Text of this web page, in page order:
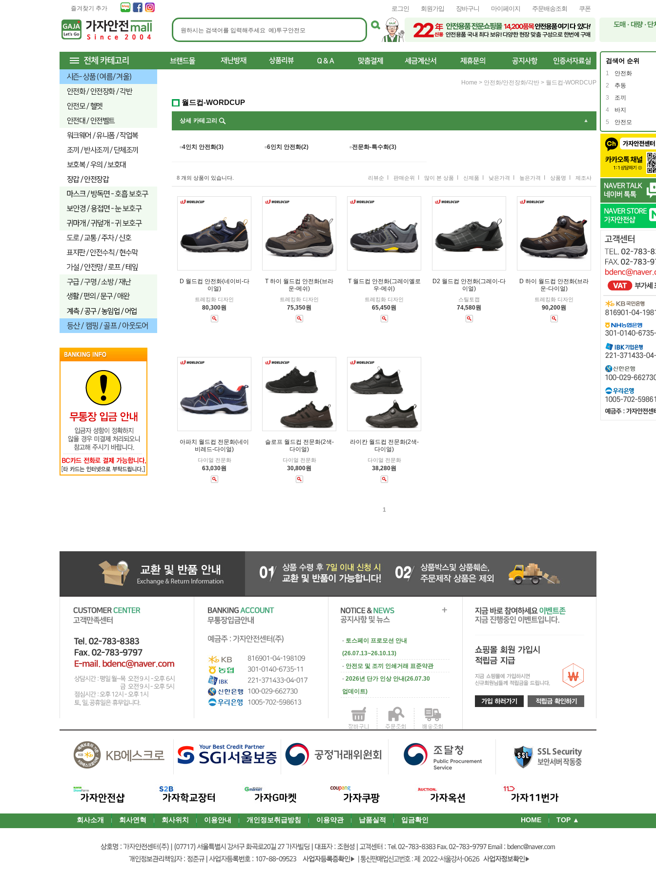
검색어 순위
1
안전화
2
추동
3
조끼
4
바지
5
안전모
즐겨찾기 추가 로그인 회원가입 장바구니 마이페이지 주문배송조회 쿠폰
Home > 안전화/안전장화/각반 > 월드컵-WORDCUP
월드컵-WORDCUP
상세 카테고리 ▼
4인치 안전화(3) 6인치 안전화(2) 전문화-특수화(3)
8 개의 상품이 있습니다. 리뷰순 판매순위 많이 본 상품 신제품 낮은가격 높은가격 상품명 제조사
D 월드컵 안전화(네이비-다
이얼)
트레킹화 디자인
80,300원
T 하이 월드컵 안전화(브라
운-메쉬)
트레킹화 디자인
75,350원
T 월드컵 안전화(그레이옐로
우-메쉬)
트레킹화 디자인
65,450원
D2 월드컵 안전화(그레이-다
이얼)
스틸토캡
74,580원
D 하이 월드컵 안전화(브라
운-다이얼)
트레킹화 디자인
90,200원
아파치 월드컵 전문화(네이
비레드-다이얼)
다이얼 전문화
63,030원
슬로프 월드컵 전문화(2색-
다이얼)
다이얼 전문화
30,800원
라이칸 월드컵 전문화(2색-
다이얼)
다이얼 전문화
38,280원
1
- 토스페이 프로모션 안내
(26.07.13~26.10.13)
- 안전모 및 조끼 인쇄거래 표준약관
- 2026년 단가 인상 안내(26.07.30
업데이트)
회사소개 회사연혁 회사위치 이용안내 개인정보취급방침 이용약관 납품실적 입금확인 HOME TOP ▲